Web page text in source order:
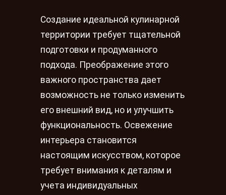
Создание идеальной кулинарной
территории требует тщательной
подготовки и продуманного
подхода. Преображение этого
важного пространства дает
возможность не только изменить
его внешний вид, но и улучшить
функциональность. Освежение
интерьера становится
настоящим искусством, которое
требует внимания к деталям и
учета индивидуальных